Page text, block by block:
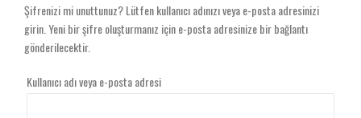
Şifrenizi mi unuttunuz? Lütfen kullanıcı adınızı veya e-posta adresinizi
girin. Yeni bir şifre oluşturmanız için e-posta adresinize bir bağlantı
gönderilecektir.
Kullanıcı adı veya e-posta adresi